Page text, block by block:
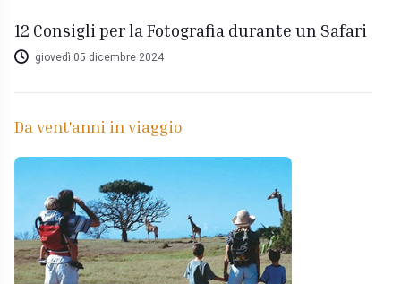
12 Consigli per la Fotografia durante un Safari
giovedì 05 dicembre 2024
Da vent'anni in viaggio